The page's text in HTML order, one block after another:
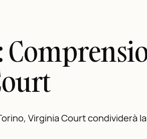
Virginia Court condividerà